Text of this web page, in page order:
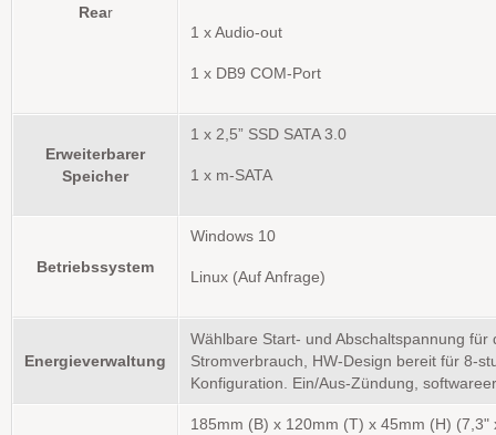
Rear
1 x Audio-out
1 x DB9 COM-Port
Erweiterbarer
Speicher
1 x 2,5” SSD SATA 3.0
1 x m-SATA
Betriebssystem
Windows 10
Linux (Auf Anfrage)
Energieverwaltung
Wählbare Start- und Abschaltspannung
Stromverbrauch, HW-Design bereit für 8-
Konfiguration. Ein/Aus-Zündung,
185mm (B) x 120mm (T) x 45mm (H) (7,3"